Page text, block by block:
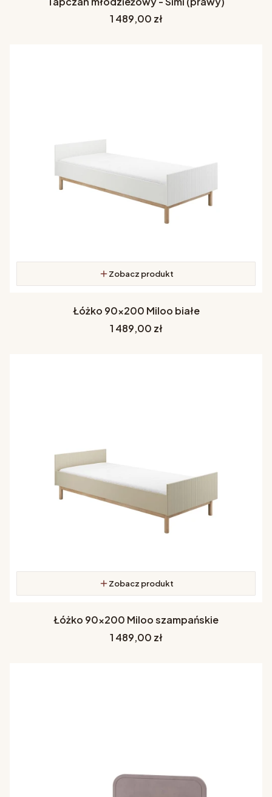
Cena
1 489,00 zł
Zobacz produkt
Łóżko 90x200 Miloo białe
Cena
1 489,00 zł
Zobacz produkt
Łóżko 90x200 Miloo szampańskie
Cena
1 489,00 zł